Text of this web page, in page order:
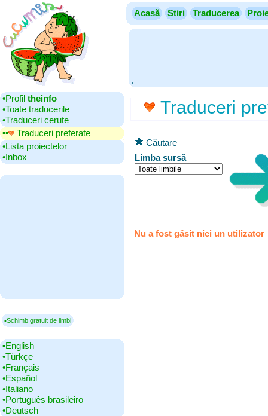
Acasă Stiri Traducerea
.
•‎Profil theinfo
•‎Toate traducerile
•‎Traduceri cerute
▪▪‎
Traduceri preferate
•‎Lista proiectelor
•‎Inbox
▪Schimb gratuit de limbi
•‎English
•‎Türkçe
•‎Français
•‎Español
•‎Italiano
•‎Português brasileiro
•‎Deutsch
Traduceri
Căutare
Limba sursă
Nu a fost găsit nici un utilizator